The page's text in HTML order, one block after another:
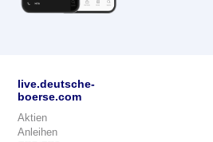
live.deutsche-
boerse.com
Aktien
Anleihen